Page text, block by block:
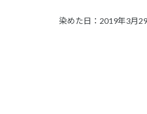
染めた日：2019年3月